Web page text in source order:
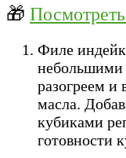
🎁
Филе
небольшими
разогреем и
масла.
кубиками
готовности